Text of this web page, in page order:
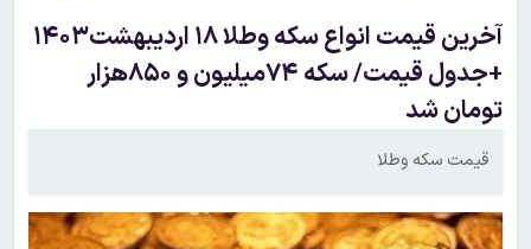
آخرین قیمت انواع سکه وطلا ۱۸ اردیبهشت۱۴۰۳
+جدول قیمت/ سکه ۷۴میلیون و ۸۵۰هزار
تومان شد
قیمت سکه وطلا